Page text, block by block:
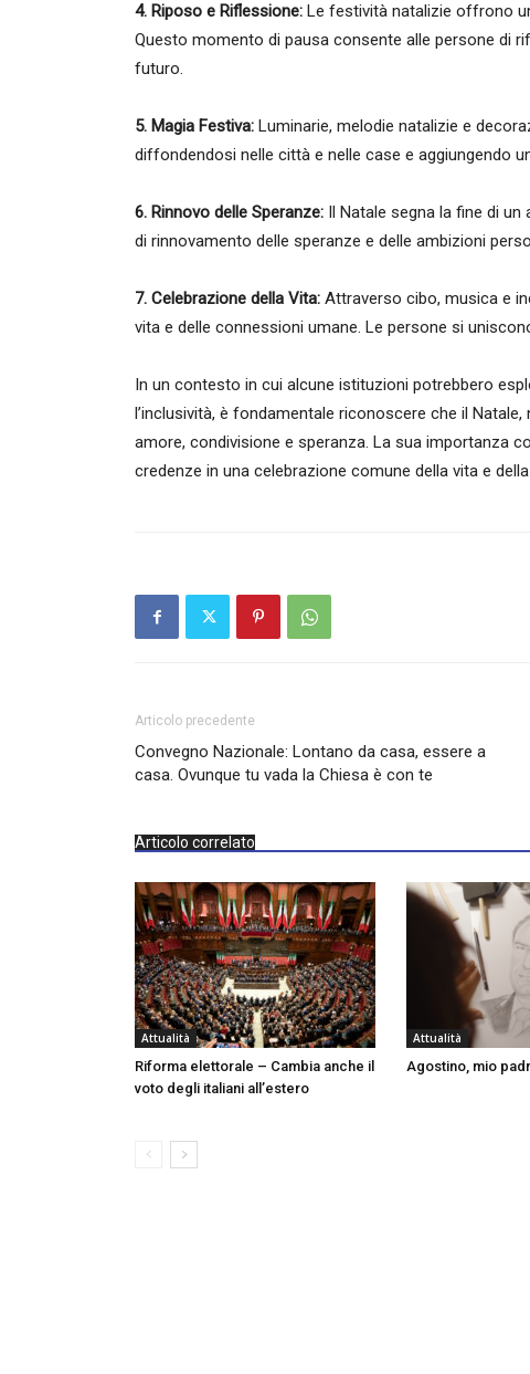
4. Riposo e Riflessione: Le festività natalizie offrono
Questo momento di pausa consente alle persone di
futuro.
5. Magia Festiva: Luminarie, melodie natalizie e
diffondendosi nelle città e nelle case e aggiungendo
6. Rinnovo delle Speranze: Il Natale segna la fine di
di rinnovamento delle speranze e delle ambizioni
7. Celebrazione della Vita: Attraverso cibo, musica e
vita e delle connessioni umane. Le persone si
In un contesto in cui alcune istituzioni potrebbero
l’inclusività, è fondamentale riconoscere che il
amore, condivisione e speranza. La sua importanza
credenze in una celebrazione comune della vita e
Articolo precedente
Convegno Nazionale: Lontano da casa, essere a
casa. Ovunque tu vada la Chiesa è con te
Articolo correlato
Attualità
Riforma elettorale – Cambia anche il
voto degli italiani all’estero
Attualità
Agostino, mio